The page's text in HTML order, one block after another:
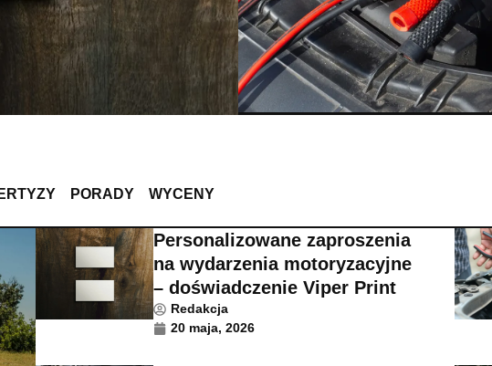
PORADY WYCENY
Personalizowane zaproszenia
na wydarzenia motoryzacyjne
– doświadczenie Viper Print
Redakcja
20 maja, 2026